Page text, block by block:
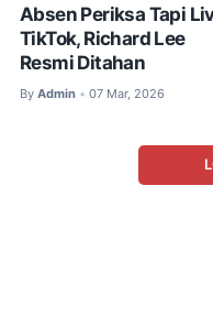
Absen Periksa Tapi
TikTok, Richard Lee
Resmi Ditahan
By Admin • 07 Mar, 2026